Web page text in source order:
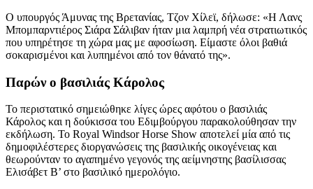
Ο υπουργός Άμυνας της Βρετανίας, Τζον Χίλεϊ, δήλωσε: «Η Λανς
Μπομπαρντιέρος Σιάρα Σάλιβαν ήταν μια λαμπρή νέα στρατιωτικός
που υπηρέτησε τη χώρα μας με αφοσίωση. Είμαστε όλοι βαθιά
σοκαρισμένοι και λυπημένοι από τον θάνατό της».
Παρών ο βασιλιάς Κάρολος
Το περιστατικό σημειώθηκε λίγες ώρες αφότου ο βασιλιάς
Κάρολος και η δούκισσα του Εδιμβούργου παρακολούθησαν την
εκδήλωση. Το Royal Windsor Horse Show αποτελεί μία από τις
δημοφιλέστερες διοργανώσεις της βασιλικής οικογένειας και
θεωρούνταν το αγαπημένο γεγονός της αείμνηστης βασίλισσας
Ελισάβετ Β’ στο βασιλικό ημερολόγιο.